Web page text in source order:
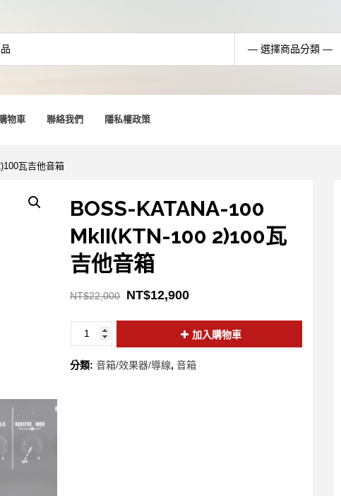
物車 聯絡我們 隱私權政策
瓦吉他音箱
BOSS-KATANA-100
MkII(KTN-100 2)100瓦
吉他音箱
NT$22,000 NT$12,900
加入購物車
分類:音箱/效果器/導線,音箱